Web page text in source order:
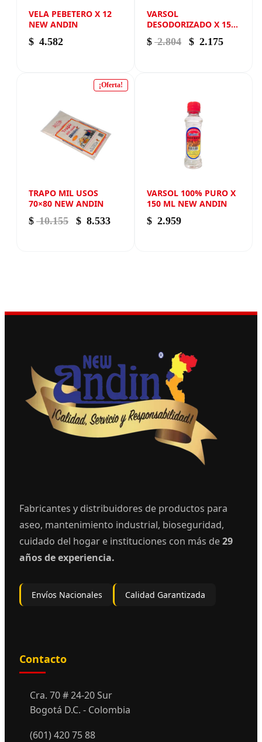
VELA PEBETERO X 12
NEW ANDIN
$ 4.582
VARSOL
DESODORIZADO X 150
ML NEW ANDIN
$ 2.804 El precio
$ 2.175El
¡Oferta!
TRAPO MIL USOS
70×80 NEW ANDIN
$ 10.155 El precio original era: $ 10.155.
$ 8.533El precio actual es: $ 8.533.
VARSOL 100% PURO X
150 ML NEW ANDIN
$ 2.959
Fabricantes y distribuidores de productos para
aseo, mantenimiento industrial, bioseguridad,
cuidado del hogar e instituciones con más de29
años de experiencia.
Envíos Nacionales Calidad Garantizada
Contacto
Cra. 70 # 24-20 Sur
Bogotá D.C. - Colombia
(601) 420 75 88